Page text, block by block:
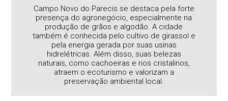
Campo Novo do Parecis se destaca pela forte
presença do agronegócio, especialmente na
produção de grãos e algodão. A cidade
também é conhecida pelo cultivo de girassol e
pela energia gerada por suas usinas
hidrelétricas. Além disso, suas belezas
naturais, como cachoeiras e rios cristalinos,
atraem o ecoturismo e valorizam a
preservação ambiental local.